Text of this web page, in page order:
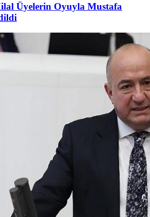
Üyelerin Oyuyla Mustafa